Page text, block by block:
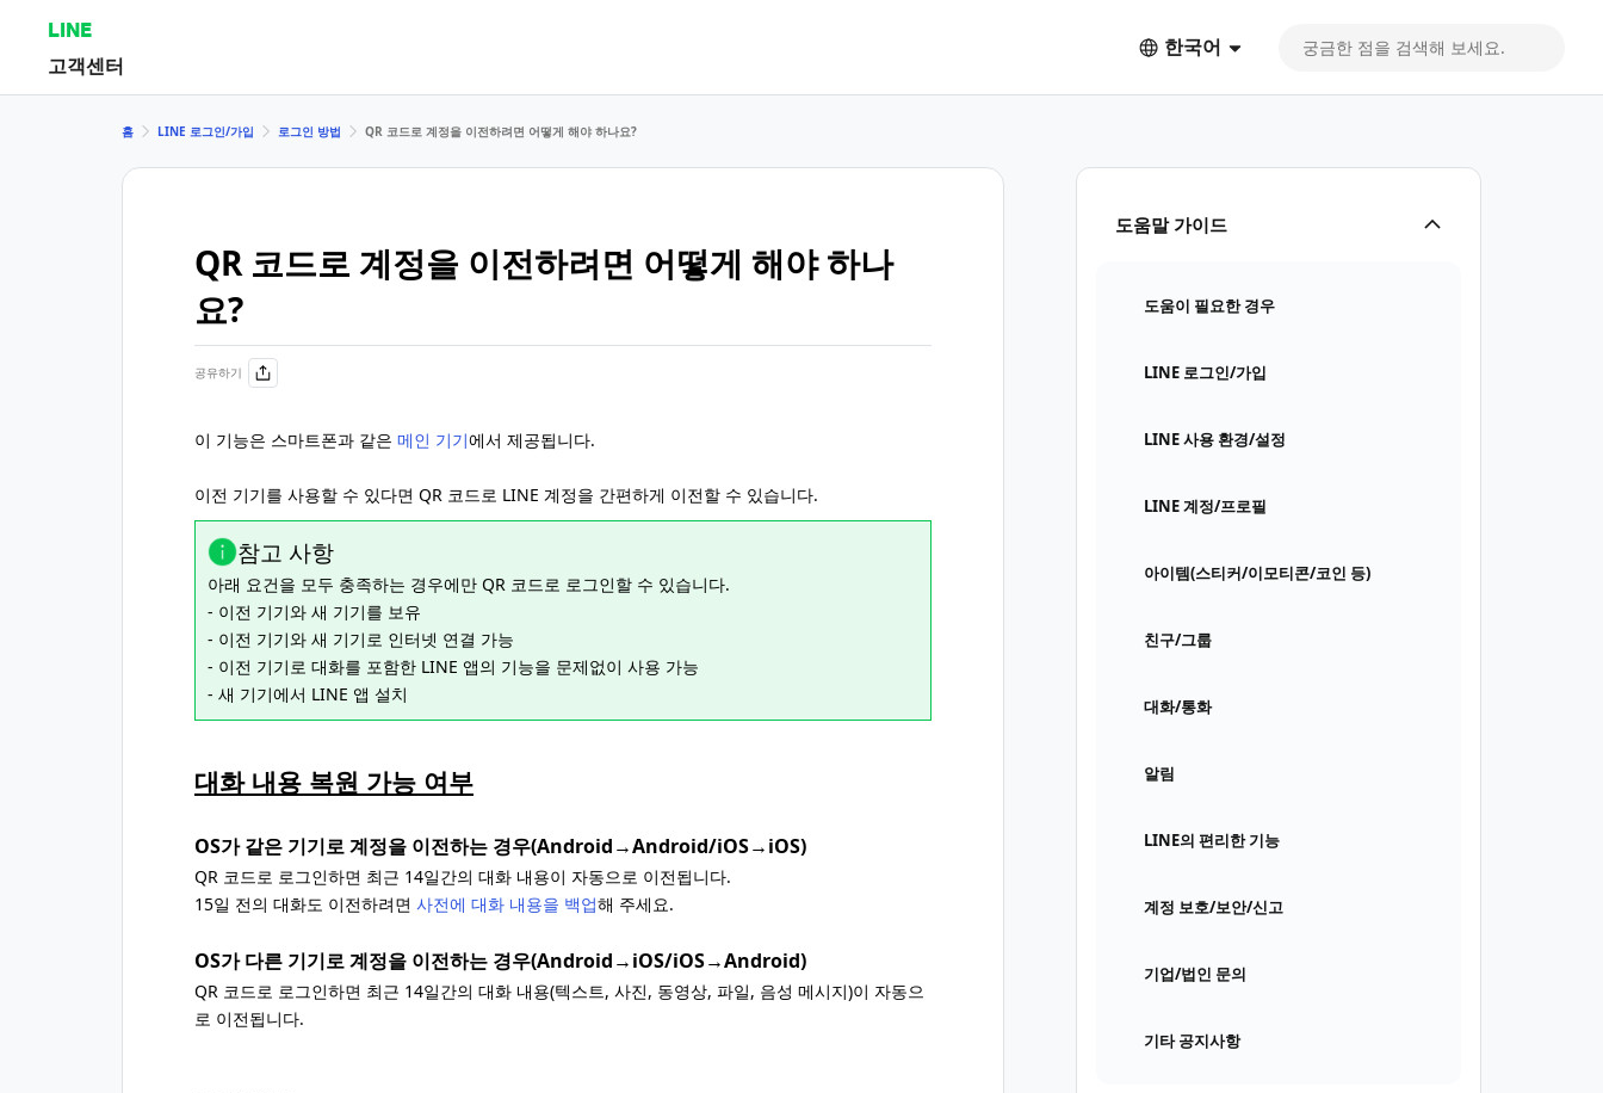
LINE
고객센터
한국어
도움말 가이드
도움이 필요한 경우
LINE 로그인/가입
LINE 사용 환경/설정
LINE 계정/프로필
아이템(스티커/이모티콘/코인 등)
친구/그룹
대화/통화
알림
LINE의 편리한 기능
계정 보호/보안/신고
기업/법인 문의
기타 공지사항
홈 LINE 로그인/가입 로그인 방법 QR 코드로 계정을 이전하려면 어떻게 해야 하나요?
QR 코드로 계정을 이전하려면 어떻게 해야 하나
요?
공유하기
이 기능은 스마트폰과 같은 메인 기기에서 제공됩니다.
이전 기기를 사용할 수 있다면 QR 코드로 LINE 계정을 간편하게 이전할 수 있습니다.
참고 사항
아래 요건을 모두 충족하는 경우에만 QR 코드로 로그인할 수 있습니다.
- 이전 기기와 새 기기를 보유
- 이전 기기와 새 기기로 인터넷 연결 가능
- 이전 기기로 대화를 포함한 LINE 앱의 기능을 문제없이 사용 가능
- 새 기기에서 LINE 앱 설치
대화 내용 복원 가능 여부
OS가 같은 기기로 계정을 이전하는 경우(Android→Android/iOS→iOS)
QR 코드로 로그인하면 최근 14일간의 대화 내용이 자동으로 이전됩니다.
15일 전의 대화도 이전하려면 사전에 대화 내용을 백업해 주세요.
OS가 다른 기기로 계정을 이전하는 경우(Android→iOS/iOS→Android)
QR 코드로 로그인하면 최근 14일간의 대화 내용(텍스트, 사진, 동영상, 파일, 음성 메시지)이 자동으
로 이전됩니다.